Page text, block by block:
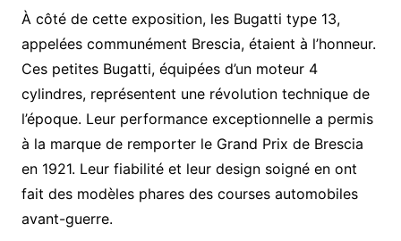
À côté de cette exposition, les Bugatti type 13,
appelées communément Brescia, étaient à l’honneur.
Ces petites Bugatti, équipées d’un moteur 4
cylindres, représentent une révolution technique de
l’époque. Leur performance exceptionnelle a permis
à la marque de remporter le Grand Prix de Brescia
en 1921. Leur fiabilité et leur design soigné en ont
fait des modèles phares des courses automobiles
avant-guerre.